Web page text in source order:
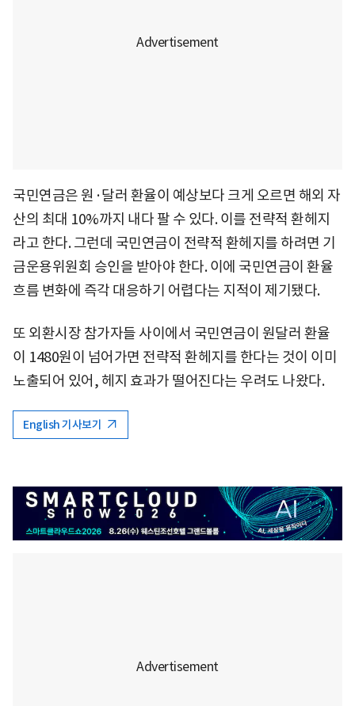
국민연금은 원·달러 환율이 예상보다 크게 오르면 해외 자
산의 최대 10%까지 내다 팔 수 있다. 이를 전략적 환헤지
라고 한다. 그런데 국민연금이 전략적 환헤지를 하려면 기
금운용위원회 승인을 받아야 한다. 이에 국민연금이 환율
흐름 변화에 즉각 대응하기 어렵다는 지적이 제기됐다.
또 외환시장 참가자들 사이에서 국민연금이 원달러 환율
이 1480원이 넘어가면 전략적 환헤지를 한다는 것이 이미
노출되어 있어, 헤지 효과가 떨어진다는 우려도 나왔다.
English 기사보기